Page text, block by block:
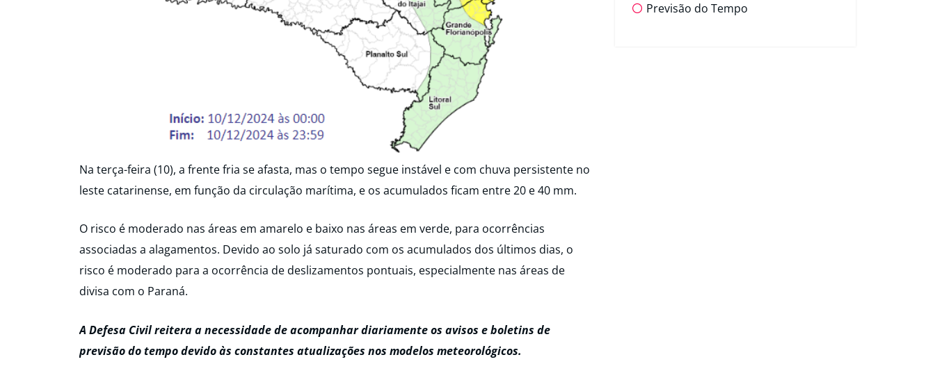
Na terça-feira (10), a frente fria se afasta, mas o tempo segue instável e com chuva persistente no
leste catarinense, em função da circulação marítima, e os acumulados ficam entre 20 e 40 mm.
O risco é moderado nas áreas em amarelo e baixo nas áreas em verde, para ocorrências
associadas a alagamentos. Devido ao solo já saturado com os acumulados dos últimos dias, o
risco é moderado para a ocorrência de deslizamentos pontuais, especialmente nas áreas de
divisa com o Paraná.
A Defesa Civil reitera a necessidade de acompanhar diariamente os avisos e boletins de
previsão do tempo devido às constantes atualizações nos modelos meteorológicos.
Previsão do Tempo